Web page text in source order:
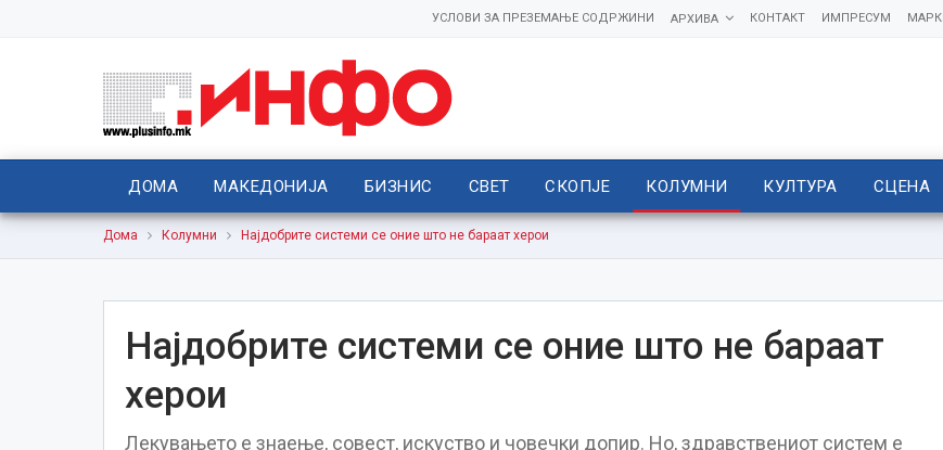
ИМПРЕСУМ
КОНТАКТ
АРХИВА
УСЛОВИ ЗА ПРЕЗЕМАЊЕ СОДРЖИНИ
ДОМА МАКЕДОНИЈА БИЗНИС СВЕТ СКОПЈЕ КОЛУМНИ КУЛТУРА СЦЕНА
Дома Колумни Најдобрите системи се оние што не бараат херои
Најдобрите системи се оние што не бараат
херои
Лекувањето е знаење, совест, искуство и човечки допир. Но, здравствениот систем е